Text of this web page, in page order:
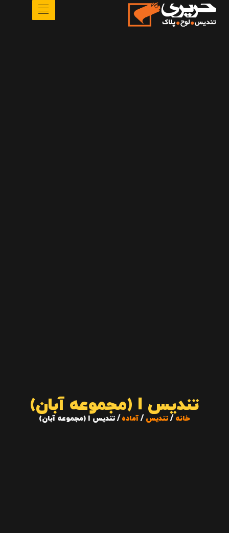
تندیس I (مجموعه آبان)
خانه /تندیس /آماده/ تندیس I (مجموعه آبان)